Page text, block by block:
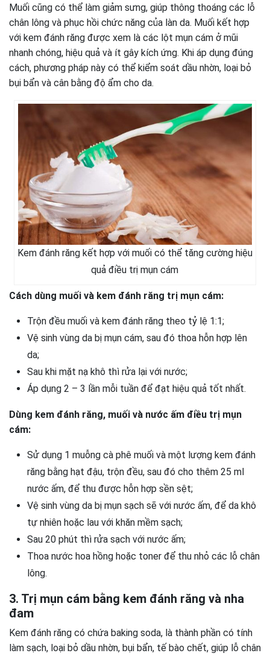
Muối cũng có thể làm giảm sưng, giúp thông thoáng các lỗ
chân lông và phục hồi chức năng của làn da. Muối kết hợp
với kem đánh răng được xem là các lột mụn cám ở mũi
nhanh chóng, hiệu quả và ít gây kích ứng. Khi áp dụng đúng
cách, phương pháp này có thể kiểm soát dầu nhờn, loại bỏ
bụi bẩn và cân bằng độ ẩm cho da.
Kem đánh răng kết hợp với muối có thể tăng cường hiệu
quả điều trị mụn cám
Cách dùng muối và kem đánh răng trị mụn cám:
Trộn đều muối và kem đánh răng theo tỷ lệ 1:1;
Vệ sinh vùng da bị mụn cám, sau đó thoa hỗn hợp lên
da;
Sau khi mặt nạ khô thì rửa lại với nước;
Áp dụng 2 – 3 lần mỗi tuần để đạt hiệu quả tốt nhất.
Dùng kem đánh răng, muối và nước ấm điều trị mụn
cám:
Sử dụng 1 muỗng cà phê muối và một lượng kem đánh
răng bằng hạt đậu, trộn đều, sau đó cho thêm 25 ml
nước ấm, để thu được hỗn hợp sền sệt;
Vệ sinh vùng da bị mụn sạch sẽ với nước ấm, để da khô
tự nhiên hoặc lau với khăn mềm sạch;
Sau 20 phút thì rửa sạch với nước ấm;
Thoa nước hoa hồng hoặc toner để thu nhỏ các lỗ chân
lông.
3. Trị mụn cám bằng kem đánh răng và nha
đam
Kem đánh răng có chứa baking soda, là thành phần có tính
làm sạch, loại bỏ dầu nhờn, bụi bẩn, tế bào chết, giúp lỗ chân